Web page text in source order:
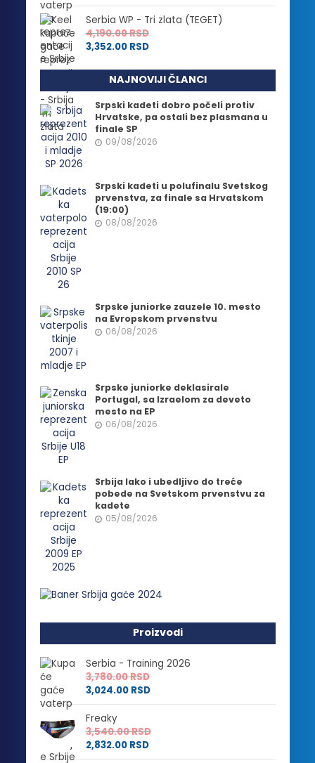
Serbia WP - Tri zlata (TEGET)
4,190.00RSD
3,352.00 RSD
NAJNOVIJI ČLANCI
Srpski kadeti dobro počeli protiv
Hrvatske, pa ostali bez plasmana u
finale SP
09/08/2026
Srpski kadeti u polufinalu Svetskog
prvenstva, za finale sa Hrvatskom
(19:00)
08/08/2026
Srpske juniorke zauzele 10. mesto
na Evropskom prvenstvu
06/08/2026
Srpske juniorke deklasirale
Portugal, sa Izraelom za deveto
mesto na EP
06/08/2026
Srbija lako i ubedljivo do treće
pobede na Svetskom prvenstvu za
kadete
05/08/2026
Proizvodi
Serbia - Training 2026
3,780.00RSD
3,024.00 RSD
Freaky
3,540.00RSD
2,832.00 RSD